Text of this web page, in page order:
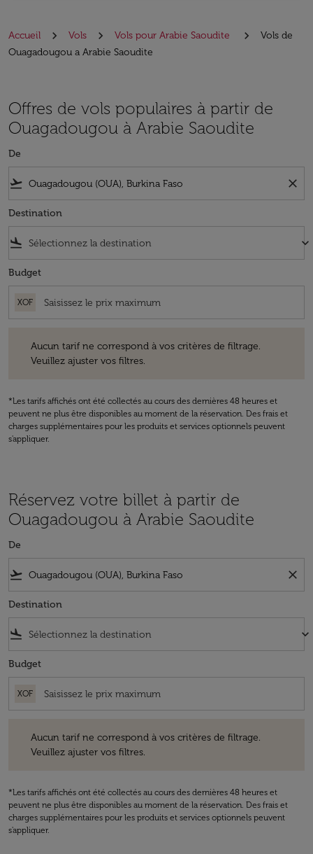
Accueil Vols Vols pour Arabie Saoudite
Vols de
Ouagadougou a Arabie Saoudite
Offres de vols populaires à partir de
Ouagadougou à Arabie Saoudite
De
flight_takeoff close
Destination
flight_land keyboard_arrow_down
Budget
XOF
Aucun tarif ne correspond à vos critères de filtrage.
Veuillez ajuster vos filtres.
*Les tarifs affichés ont été collectés au cours des dernières 48 heures et
peuvent ne plus être disponibles au moment de la réservation. Des frais et
charges supplémentaires pour les produits et services optionnels peuvent
s'appliquer.
Réservez votre billet à partir de
Ouagadougou à Arabie Saoudite
De
flight_takeoff close
Destination
flight_land keyboard_arrow_down
Budget
XOF
Aucun tarif ne correspond à vos critères de filtrage.
Veuillez ajuster vos filtres.
*Les tarifs affichés ont été collectés au cours des dernières 48 heures et
peuvent ne plus être disponibles au moment de la réservation. Des frais et
charges supplémentaires pour les produits et services optionnels peuvent
s'appliquer.